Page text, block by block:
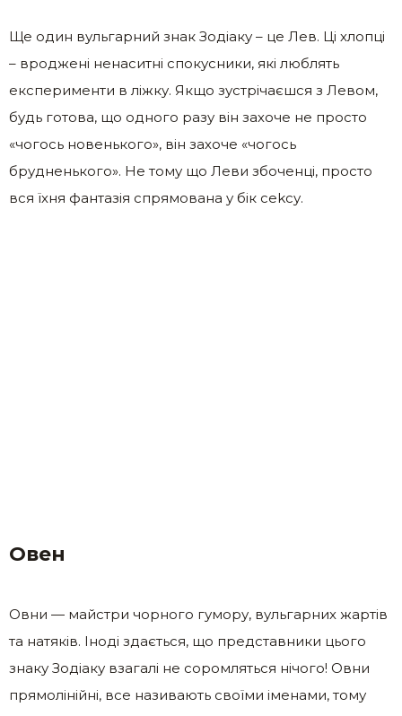
Ще один вульгарний знак Зодіаку – це Лев. Ці хлопці
– вроджені ненаситні спокусники, які люблять
експерименти в ліжку. Якщо зустрічаєшся з Левом,
будь готова, що одного разу він захоче не просто
«чогось новенького», він захоче «чогось
брудненького». Не тому що Леви збоченці, просто
вся їхня фантазія спрямована у бік сеkсу.
Овен
Овни — майстри чорного гумору, вульгарних жартів
та натяків. Іноді здається, що представники цього
знаку Зодіаку взагалі не соромляться нічого! Овни
прямолінійні, все називають своїми іменами, тому